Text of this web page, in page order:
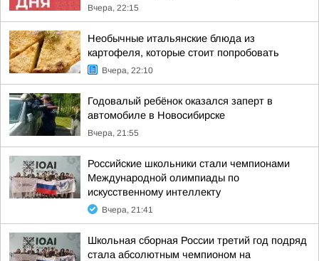
Вчера, 22:15
Необычные итальянские блюда из
картофеля, которые стоит попробовать
Вчера, 22:10
Годовалый ребёнок оказался заперт в
автомобиле в Новосибирске
Вчера, 21:55
Российские школьники стали чемпионами
Международной олимпиады по
искусственному интеллекту
Вчера, 21:41
Школьная сборная России третий год подряд
стала абсолютным чемпионом на